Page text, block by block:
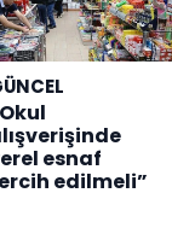
esnaf
edilmeli”